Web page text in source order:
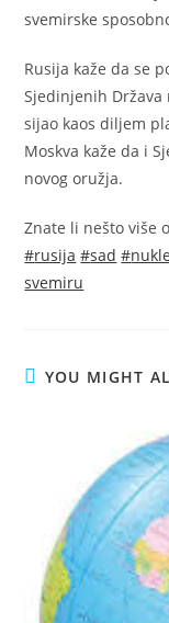
svemirske
Rusija kaže da se
Sjedinjenih
sijao kaos diljem
Moskva kaže da i
novog oružja.
Znate li nešto više
#rusija #sad #
svemiru
YOU MIGHT